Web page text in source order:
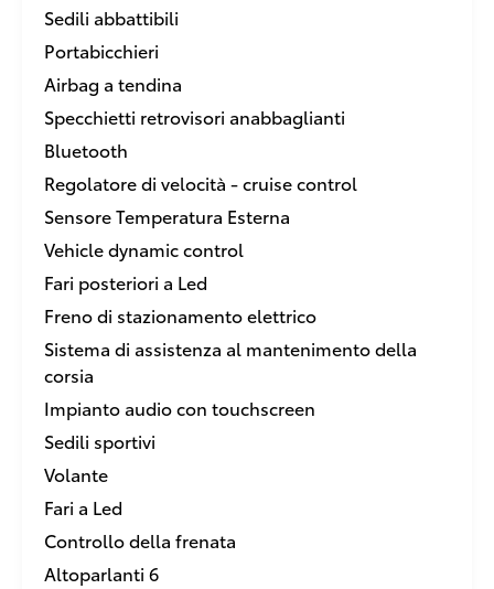
Sedili abbattibili
Portabicchieri
Airbag a tendina
Specchietti retrovisori anabbaglianti
Bluetooth
Regolatore di velocità - cruise control
Sensore Temperatura Esterna
Vehicle dynamic control
Fari posteriori a Led
Freno di stazionamento elettrico
Sistema di assistenza al mantenimento della
corsia
Impianto audio con touchscreen
Sedili sportivi
Volante
Fari a Led
Controllo della frenata
Altoparlanti 6